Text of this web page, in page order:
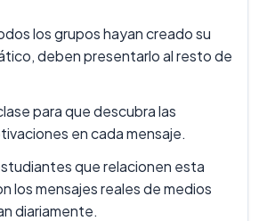
los grupos hayan creado su
deben presentarlo al resto de
para que descubra las
en cada mensaje.
que relacionen esta
los mensajes reales de medios
diariamente.